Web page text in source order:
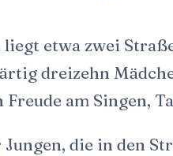
etwa zwei
dreizehn
am Singen,
die in den